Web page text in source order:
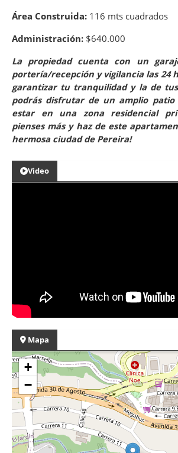
Área Construida: 116 mts cuadrados
Administración: $640.000
La propiedad cuenta con un
portería/recepción y vigilancia las 24
garantizar tu tranquilidad y la de
podrás disfrutar de un amplio
estar en una zona residencial
pienses más y haz de este
hermosa ciudad de Pereira!
Video
Mapa
+
−